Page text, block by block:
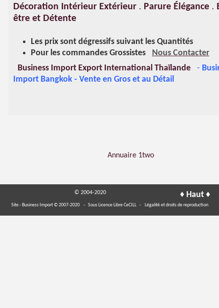
Décoration Intérieur Extérieur . Parure Élégance .
être et Détente
Les prix sont dégressifs suivant les Quantités
Pour les commandes Grossistes
Nous Contacter
Business Import Export International Thaïlande
-
Import Bangkok - Vente en Gros et au Détail
Annuaire 1two
♦ Haut ♦
© 2004-2020
Site - Business Import © 2007-2020 - Sous Licence Libre CeCILL - Légalité et droits de reproduction